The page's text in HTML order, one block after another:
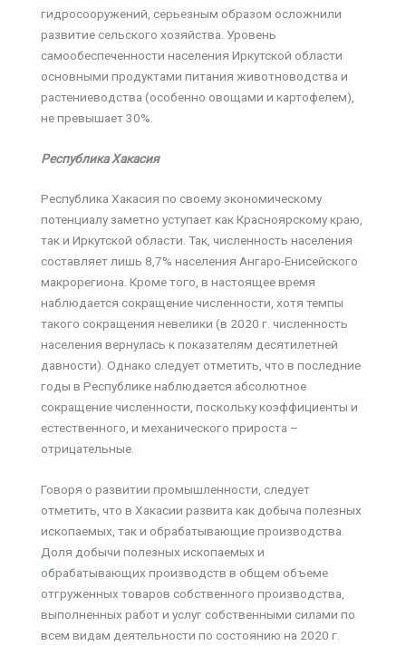
гидросооружений, серьезным образом осложнили
развитие сельского хозяйства. Уровень
самообеспеченности населения Иркутской области
основными продуктами питания животноводства и
растениеводства (особенно овощами и картофелем),
не превышает 30%.
Республика Хакасия
Республика Хакасия по своему экономическому
потенциалу заметно уступает как Красноярскому краю,
так и Иркутской области. Так, численность населения
составляет лишь 8,7% населения Ангаро-Енисейского
макрорегиона. Кроме того, в настоящее время
наблюдается сокращение численности, хотя темпы
такого сокращения невелики (в 2020 г. численность
населения вернулась к показателям десятилетней
давности). Однако следует отметить, что в последние
годы в Республике наблюдается абсолютное
сокращение численности, поскольку коэффициенты и
естественного, и механического прироста –
отрицательные.
Говоря о развитии промышленности, следует
отметить, что в Хакасии развита как добыча полезных
ископаемых, так и обрабатывающие производства.
Доля добычи полезных ископаемых и
обрабатывающих производств в общем объеме
отгруженных товаров собственного производства,
выполненных работ и услуг собственными силами по
всем видам деятельности по состоянию на 2020 г.